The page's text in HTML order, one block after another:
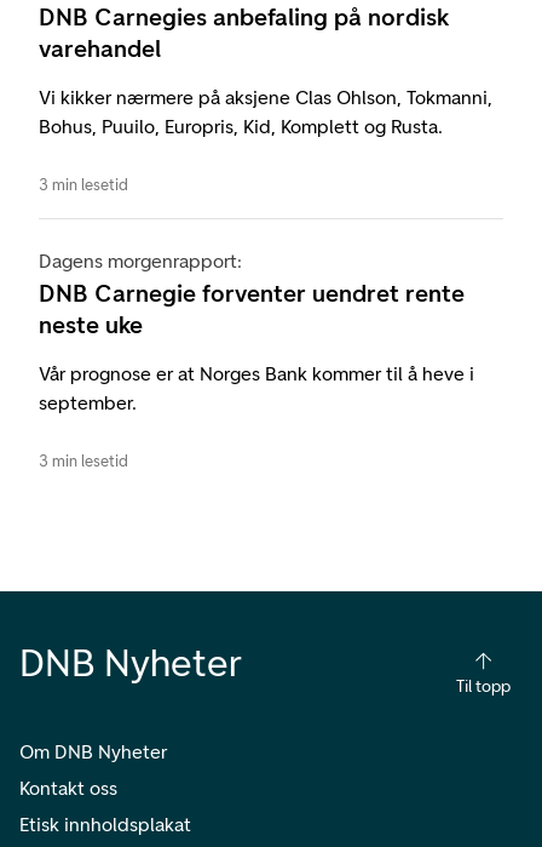
DNB Carnegies anbefaling på nordisk
varehandel
Vi kikker nærmere på aksjene Clas Ohlson, Tokmanni,
Bohus, Puuilo, Europris, Kid, Komplett og Rusta.
3 min lesetid
Dagens morgenrapport:
DNB Carnegie forventer uendret rente
neste uke
Vår prognose er at Norges Bank kommer til å heve i
september.
3 min lesetid
DNB Nyheter
Til topp
Om DNB Nyheter
Kontakt oss
Etisk innholdsplakat